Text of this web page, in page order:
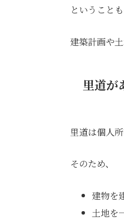
ということ
建築計画や
里道が
里道は個人
そのため、
建物を
土地を